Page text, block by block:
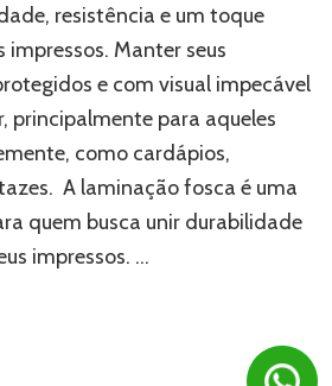
resistência e um toque
impressos. Manter seus
e com visual impecável
principalmente para aqueles
como cardápios,
A laminação fosca é uma
quem busca unir durabilidade
impressos. …